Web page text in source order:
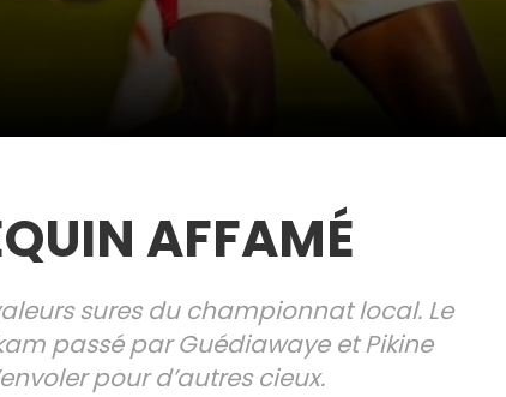
AFFAMÉ
sures du championnat local. Le
passé par Guédiawaye et Pikine
pour d’autres cieux.